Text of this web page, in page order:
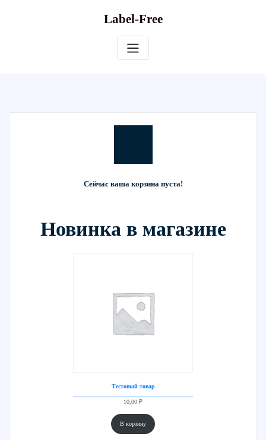
Label-Free
Сейчас ваша корзина пуста!
Новинка в магазине
Тестовый товар
10,00 ₽
В корзину